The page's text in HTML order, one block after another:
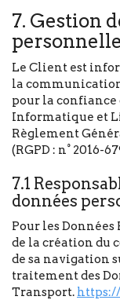
7. Gestion
Le Client est
la
pour la confiance
Informatique et
Règlement
(RGPD : n° 2016-
7.1
données
Pour les
de la création du
de sa navigation
traitement des
Transport.